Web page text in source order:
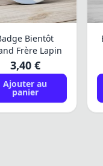
Bientôt
Frère Lapin
3,40 €
Ajouter au
panier